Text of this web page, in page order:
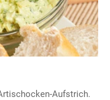
Aufstrich.